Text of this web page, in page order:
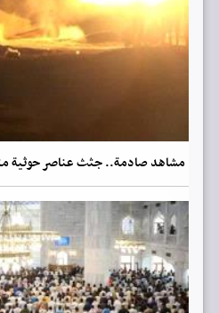
مشاهد صادمة.. جثث عناصر حوثية